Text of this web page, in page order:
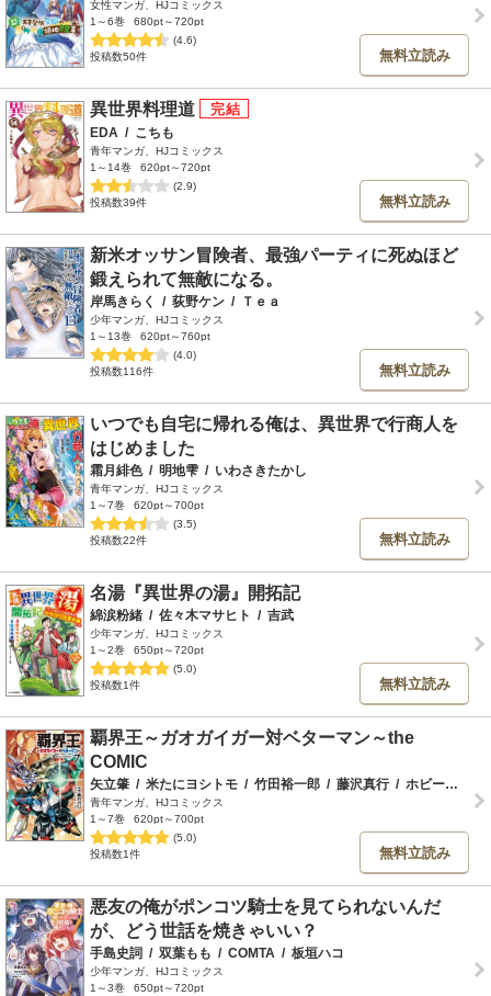
女性マンガ、HJコミックス
1～6巻
680pt～720pt
(4.6)
投稿数50件
無料立読み
異世界料理道
EDA / こちも
青年マンガ、HJコミックス
1～14巻
620pt～720pt
(2.9)
投稿数39件
無料立読み
新米オッサン冒険者、最強パーティに死ぬほど
鍛えられて無敵になる。
岸馬きらく / 荻野ケン / Ｔｅａ
少年マンガ、HJコミックス
1～13巻
620pt～760pt
(4.0)
投稿数116件
無料立読み
いつでも自宅に帰れる俺は、異世界で行商人を
はじめました
霜月緋色 / 明地雫 / いわさきたかし
青年マンガ、HJコミックス
1～7巻
620pt～700pt
(3.5)
投稿数22件
無料立読み
名湯『異世界の湯』開拓記
綿涙粉緒 / 佐々木マサヒト / 吉武
少年マンガ、HJコミックス
1～2巻
650pt～720pt
(5.0)
投稿数1件
無料立読み
覇界王～ガオガイガー対ベターマン～the
COMIC
矢立肇 / 米たにヨシトモ / 竹田裕一郎 / 藤沢真行 / ホビージャパン
青年マンガ、HJコミックス
1～7巻
620pt～700pt
(5.0)
投稿数1件
無料立読み
悪友の俺がポンコツ騎士を見てられないんだ
が、どう世話を焼きゃいい？
手島史詞 / 双葉もも / COMTA / 板垣ハコ
少年マンガ、HJコミックス
1～3巻
650pt～720pt